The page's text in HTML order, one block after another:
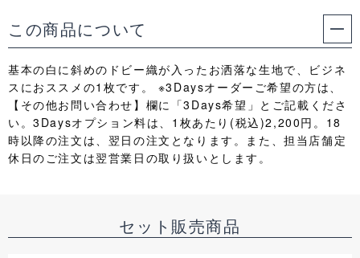
この商品について
基本の白に斜めのドビー織が入ったお洒落な生地で、ビジネ
スにおススメの1枚です。 ※3Daysオーダーご希望の方は、
【その他お問い合わせ】欄に「3Days希望」とご記載くださ
い。3Daysオプション料は、1枚あたり(税込)2,200円。18
時以降の注文は、翌日の注文となります。また、担当店舗定
休日のご注文は翌営業日の取り扱いとします。
セット販売商品